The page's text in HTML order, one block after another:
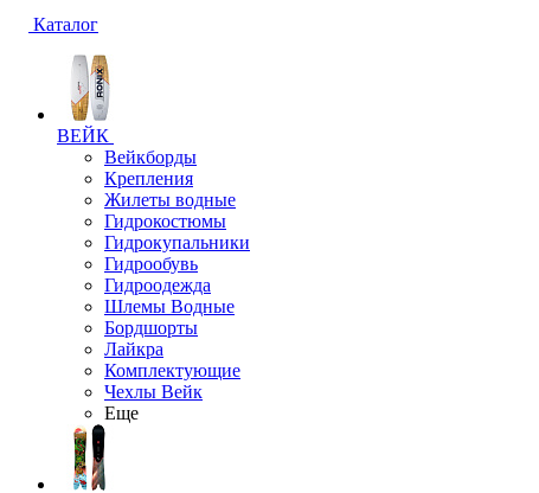
Каталог
ВЕЙК
Вейкборды
Крепления
Жилеты водные
Гидрокостюмы
Гидрокупальники
Гидрообувь
Гидроодежда
Шлемы Водные
Бордшорты
Лайкра
Комплектующие
Чехлы Вейк
Еще